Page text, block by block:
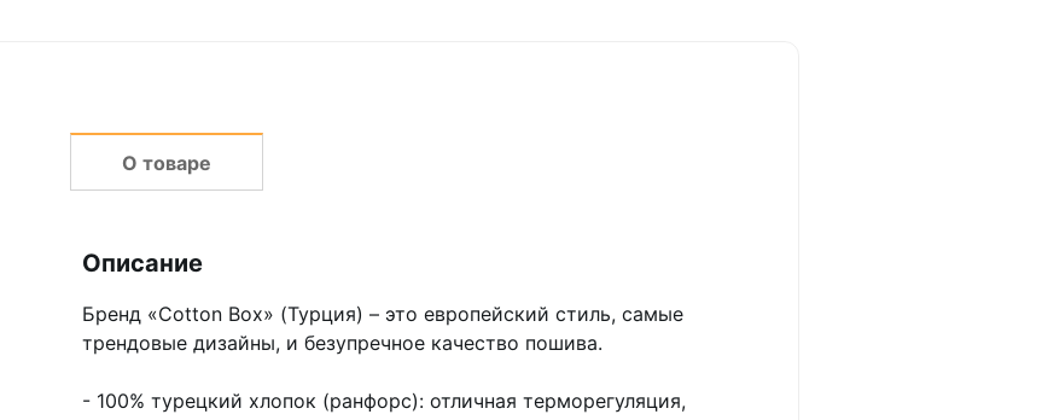
О товаре
Описание
Бренд «Cotton Box» (Турция) – это европейский стиль, самые
трендовые дизайны, и безупречное качество пошива.
- 100% турецкий хлопок (ранфорс): отличная терморегуляция,